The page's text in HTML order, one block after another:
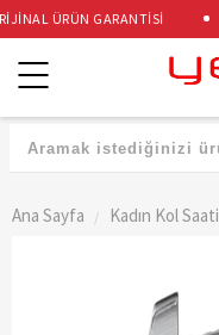
ÜRÜN GARANTİSİ
Kategoriler
Ana Sayfa Kadın Kol Saati